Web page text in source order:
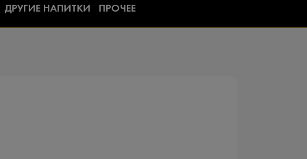
ДРУГИЕ НАПИТКИ ПРОЧЕЕ